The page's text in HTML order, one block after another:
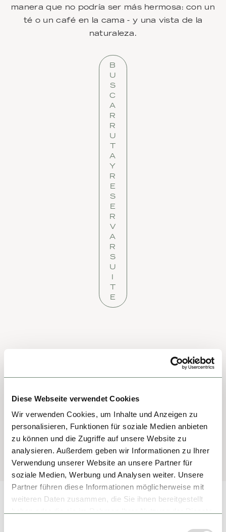
Diese Webseite verwendet Cookies
Wir verwenden Cookies, um Inhalte und Anzeigen zu
personalisieren, Funktionen für soziale Medien anbieten
zu können und die Zugriffe auf unsere Website zu
analysieren. Außerdem geben wir Informationen zu Ihrer
Verwendung unserer Website an unsere Partner für
soziale Medien, Werbung und Analysen weiter. Unsere
Partner führen diese Informationen möglicherweise mit
weiteren Daten zusammen, die Sie ihnen bereitgestellt
manera que no podría ser más hermosa: con un
té o un café en la cama - y una vista de la
naturaleza.
B
U
S
C
A
R
R
U
T
A
Y
R
E
S
E
R
V
A
R
S
U
I
T
E